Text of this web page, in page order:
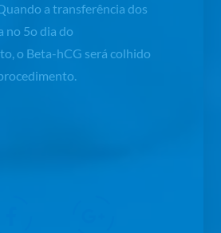
a transferência dos
no 5o dia do
o Beta-hCG será colhido